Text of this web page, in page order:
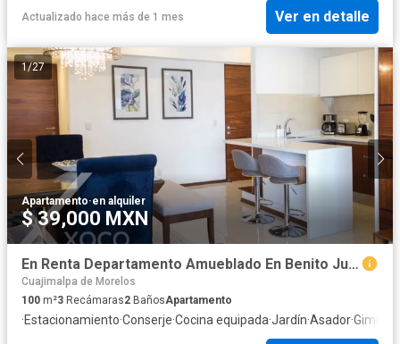
Actualizado hace más de 1 mes Ver en detalle
1/27
Apartamento·en alquiler
$ 39,000 MXN
En Renta Departamento Amueblado En Benito Juárez, CDMX Con 3 Recámaras
Cuajimalpa de Morelos
100 m²3 Recámaras2 BañosApartamento
·Estacionamiento·Conserje·Cocina equipada·Jardín·Asador·